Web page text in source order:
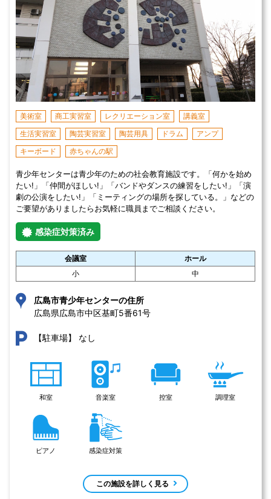
美術室 商工実習室 レクリエーション室
講義室
生活実習室
陶芸実習室 陶芸用具 ドラム
アンプ
キーボード
赤ちゃんの駅
青少年センターは青少年のための社会教育施設です。「何かを始め
たい!」「仲間がほしい!」「バンドやダンスの練習をしたい!」「演
劇の公演をしたい!」「ミーティングの場所を探している。」などの
ご要望がありましたらお気軽に職員までご相談ください。
感染症対策済み
会議室
ホール
小
中
広島市青少年センターの住所
広島県広島市中区基町5番61号
【駐車場】 なし
和室 音楽室 控室 調理室
ピアノ 感染症対策
この施設を詳しく見る